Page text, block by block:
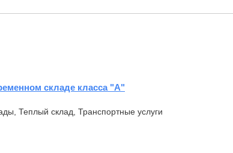
складе класса "А"
Теплый склад, Транспортные услуги